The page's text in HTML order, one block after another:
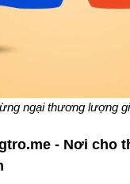
ngại thương lượng
- Nơi cho